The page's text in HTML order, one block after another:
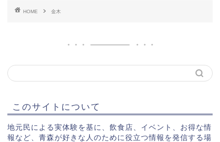
HOME 金木
このサイトについて
地元民による実体験を基に、飲食店、イベント、お得な情
報など、青森が好きな人のために役立つ情報を発信する場